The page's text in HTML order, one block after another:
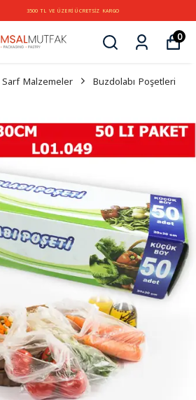
TL VE ÜZERİ ÜCRETSİZ KARGO
0
Sarf Malzemeler Buzdolabı Poşetleri